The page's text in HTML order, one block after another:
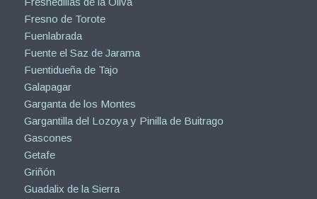
Fresno de Torote
Fuenlabrada
Fuente el Saz de Jarama
Fuentidueña de Tajo
Galapagar
Garganta de los Montes
Gargantilla del Lozoya y Pinilla de Buitrago
Gascones
Getafe
Griñón
Guadalix de la Sierra